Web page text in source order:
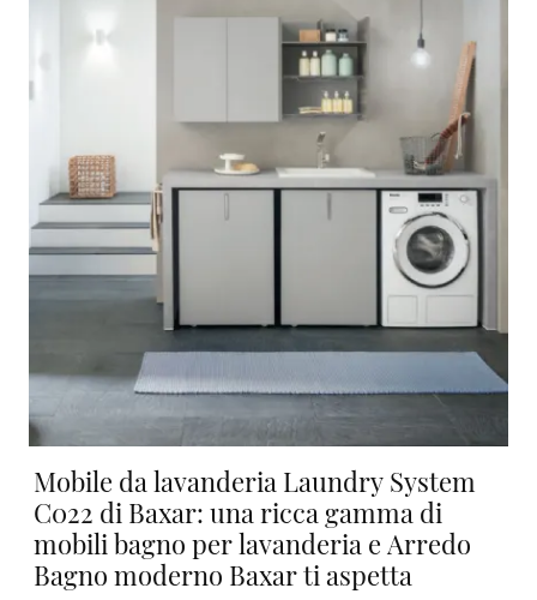
Mobile da lavanderia Laundry System
C022 di Baxar: una ricca gamma di
mobili bagno per lavanderia e Arredo
Bagno moderno Baxar ti aspetta